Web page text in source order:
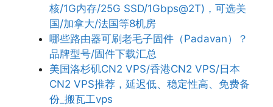
核/1G内存/25G SSD/1Gbps@2T)，可选美
国/加拿大/法国等8机房
哪些路由器可刷老毛子固件（Padavan）？
品牌型号/固件下载汇总
美国洛杉矶CN2 VPS/香港CN2 VPS/日本
CN2 VPS推荐，延迟低、稳定性高、免费备
份_搬瓦工vps